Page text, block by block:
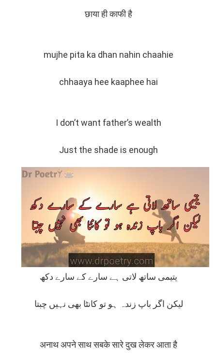
छाया ही काफी है
mujhe pita ka dhan nahin chaahie
chhaaya hee kaaphee hai
I don’t want father’s wealth
Just the shade is enough
یتیمی ساتھ لاتی ہے سارے کے سارے دکھ
لیکن اگر باپ زندہ ہو تو کانٹا بھی نہیں چبتا
अनाथ अपने साथ सबके सारे दुख लेकर आता है